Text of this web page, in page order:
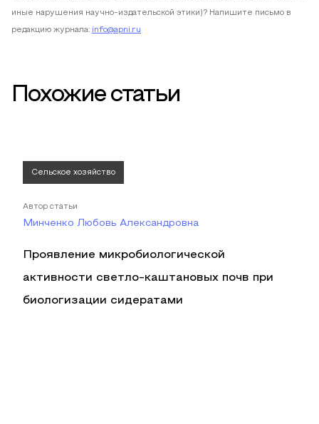
иные нарушения научно-издательской этики)? Напишите письмо в
редакцию журнала: info@apni.ru
Похожие статьи
Сельское хозяйство
Автор статьи
Минченко Любовь Александровна
Проявление микробиологической
активности светло-каштановых почв при
биологизации сидератами